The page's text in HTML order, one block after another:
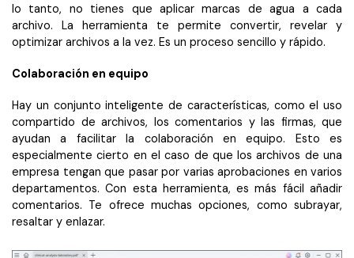
lo tanto, no tienes que aplicar marcas de agua a cada
archivo. La herramienta te permite convertir, revelar y
optimizar archivos a la vez. Es un proceso sencillo y rápido.
Colaboración en equipo
Hay un conjunto inteligente de características, como el uso
compartido de archivos, los comentarios y las firmas, que
ayudan a facilitar la colaboración en equipo. Esto es
especialmente cierto en el caso de que los archivos de una
empresa tengan que pasar por varias aprobaciones en varios
departamentos. Con esta herramienta, es más fácil añadir
comentarios. Te ofrece muchas opciones, como subrayar,
resaltar y enlazar.